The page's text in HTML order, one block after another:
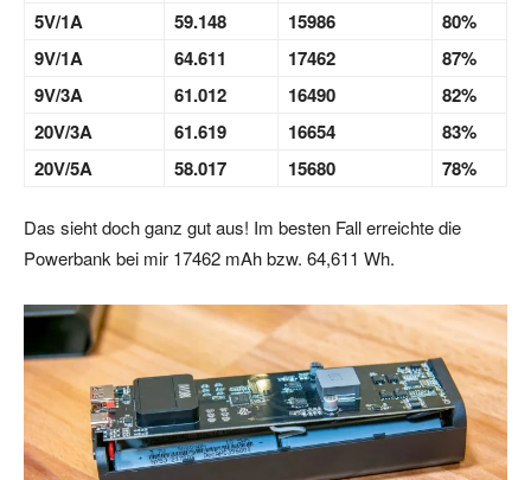
5V/1A
59.148 15986
80%
9V/1A
64.611 17462
87%
9V/3A
61.012 16490
82%
20V/3A
61.619 16654
83%
20V/5A
58.017 15680 78%
Das sieht doch ganz gut aus! Im besten Fall erreichte die
Powerbank bei mir 17462 mAh bzw. 64,611 Wh.